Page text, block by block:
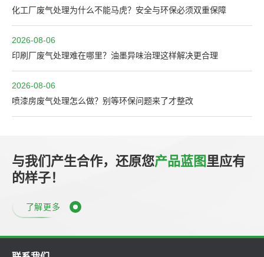
化工厂废气处理为什么不能马虎？安全与环保必须双重保障
2026-08-06
印刷厂废气处理难在哪里？油墨异味治理这样解决更合理
2026-08-06
喷漆房废气处理怎么做？别等环保问题来了才整改
与我们产生合作，还原您产品蓝图里应有
的样子！
了解更多